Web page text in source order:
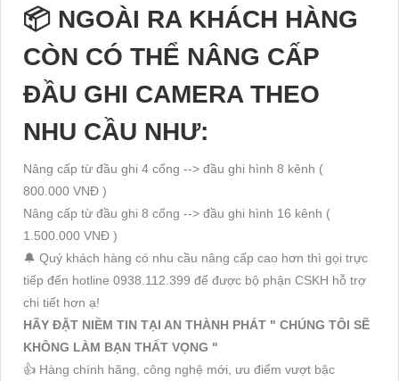
📦 NGOÀI RA KHÁCH HÀNG
CÒN CÓ THỂ NÂNG CẤP
ĐẦU GHI CAMERA THEO
NHU CẦU NHƯ:
Nâng cấp từ đầu ghi 4 cổng --> đầu ghi hình 8 kênh (
800.000 VNĐ )
Nâng cấp từ đầu ghi 8 cổng --> đầu ghi hình 16 kênh (
1.500.000 VNĐ )
🔔 Quý khách hàng có nhu cầu nâng cấp cao hơn thì gọi trực
tiếp đến hotline 0938.112.399 để được bộ phận CSKH hỗ trợ
chi tiết hơn ạ!
HÃY ĐẶT NIỀM TIN TẠI AN THÀNH PHÁT " CHÚNG TÔI SẼ
KHÔNG LÀM BẠN THẤT VỌNG "
👍 Hàng chính hãng, công nghệ mới, ưu điểm vượt bậc